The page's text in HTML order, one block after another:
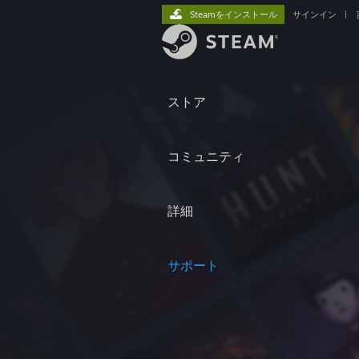
ストア
コミュニティ
詳細
サポート
Steamをインストール サインイン